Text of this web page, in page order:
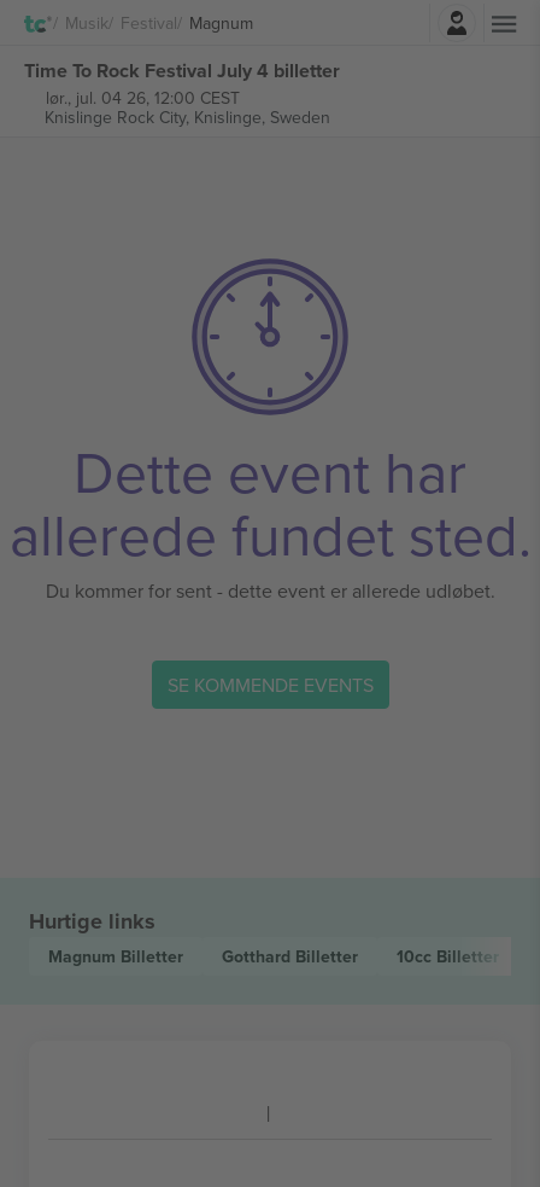
Musik Festival Magnum
Time To Rock Festival July 4 billetter
lør., jul. 04 26, 12:00 CEST
Knislinge Rock City, Knislinge, Sweden
Dette event har
allerede fundet sted.
Du kommer for sent - dette event er allerede udløbet.
SE KOMMENDE EVENTS
Hurtige links
Magnum Billetter Gotthard Billetter 10cc Billetter